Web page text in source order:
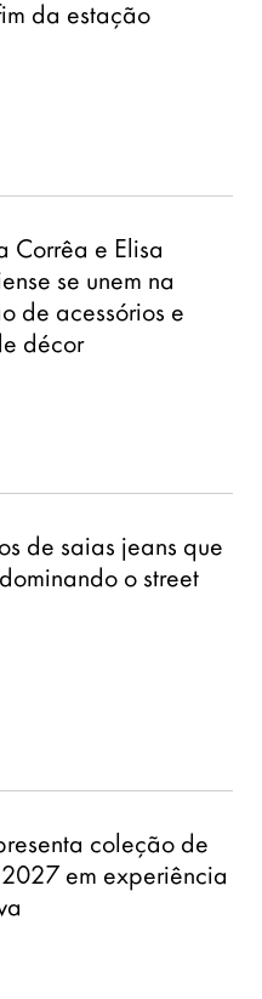
da estação
Corrêa e Elisa
se unem na
de acessórios e
décor
de saias jeans que
o street
coleção de
em experiência